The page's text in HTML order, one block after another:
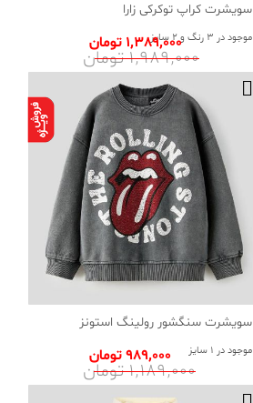
سویشرت کراپ توکرکی زارا
موجود در 3 رنگ و 2 سایز
1٬989٬000 تومان
1٬389٬000 تومان
سویشرت سنگشور رولینگ استونز
موجود در 1 سایز
1٬189٬000 تومان
989٬000 تومان